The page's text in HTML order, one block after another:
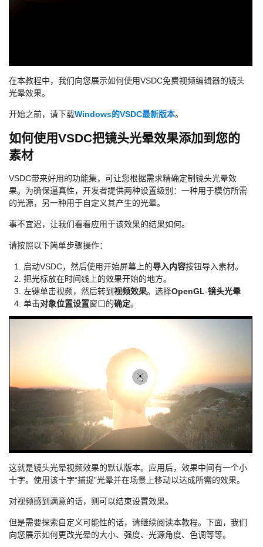
在本教程中，我们向您展示如何使用VSDC免费视频编辑器的镜头
光晕效果。
开始之前，请下载Windows的VSDC最新版本。
如何使用VSDC把镜头光晕效果添加到您的
素材
VSDC带来好用的功能集，可让您根据需求精确定制镜头光晕效
果。为确保逼真性，开发者提供两种设置级别：一种用于模仿所需
的光源，另一种用于自定义其产生的光晕。
事不宜迟，让我们看看应用于该效果的结果如何。
请按照以下简单步骤操作：
启动VSDC，然后使用开始屏幕上的导入内容按钮导入素材。
把光标放在时间线上的效果开始的地方。
左键单击视频，然后转到 视频效果。选择OpenGL-镜头光晕
单击对象位置设置窗口的确定。
这就是镜头光晕视频效果的默认版本。应用后，效果中间有一个小
十字。使用该十字“捕捉”光晕并在场景上移动以达成所需的效果。
对视频感到满意的话，则可以结束设置效果。
但是需要探索自定义可能性的话，请继续阅读本教程。下面，我们
向您展示如何更改光晕的大小、强度、光源角度、色调等等。